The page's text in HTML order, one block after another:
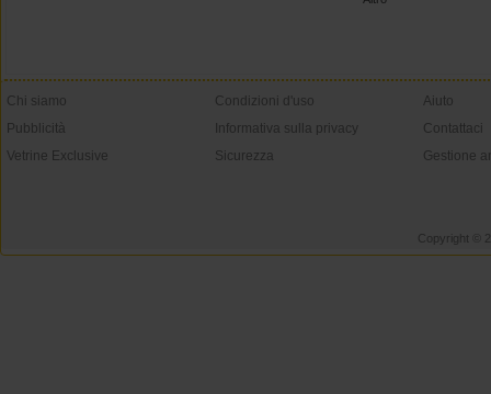
Chi siamo
Pubblicità
Vetrine Exclusive
Condizioni d'uso
Informativa sulla privacy
Sicurezza
Aiuto
Contattaci
Gestione
Copyright ©